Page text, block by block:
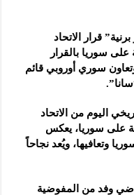
قرار الاتحاد
سوريا بالقرار
سوري أوروبي قائم
اليوم من الاتحاد
على سوريا، يعكس
وتعافيها، ويُعد نجاحاً
وفد من المفوضية